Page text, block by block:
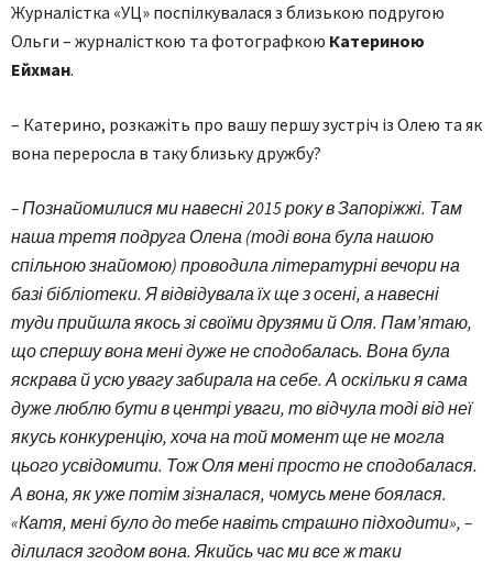
Журналістка «УЦ» поспілкувалася з близькою подругою
Ольги – журналісткою та фотографкою Катериною
Ейхман.
– Катерино, розкажіть про вашу першу зустріч із Олею та як
вона переросла в таку близьку дружбу?
– Познайомилися ми навесні 2015 року в Запоріжжі. Там
наша третя подруга Олена (тоді вона була нашою
спільною знайомою) проводила літературні вечори на
базі бібліотеки. Я відвідувала їх ще з осені, а навесні
туди прийшла якось зі своїми друзями й Оля. Пам’ятаю,
що спершу вона мені дуже не сподобалась. Вона була
яскрава й усю увагу забирала на себе. А оскільки я сама
дуже люблю бути в центрі уваги, то відчула тоді від неї
якусь конкуренцію, хоча на той момент ще не могла
цього усвідомити. Тож Оля мені просто не сподобалася.
А вона, як уже потім зізналася, чомусь мене боялася.
«Катя, мені було до тебе навіть страшно підходити», –
ділилася згодом вона. Якийсь час ми все ж таки